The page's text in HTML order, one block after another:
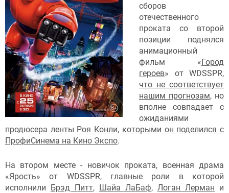
сборов
отечественного
проката со второй
позиции поднялся
анимационный
фильм «Город
героев» от WDSSPR,
что не соответствует
нашим прогнозам, но
вполне совпадает с
ожиданиями
продюсера ленты Роя Конли, которыми он поделился с
ПрофиСинема на Кино Экспо.
На втором месте - новичок проката, военная драма
«Ярость» от WDSSPR, главные роли в которой
исполнили Брэд Питт, Шайа ЛаБаф, Логан Лерман и